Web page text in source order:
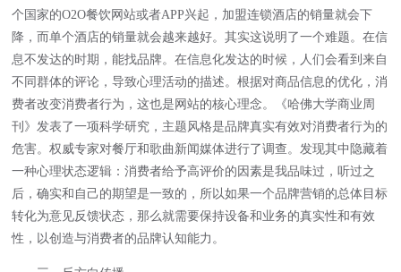
个国家的O2O餐饮网站或者APP兴起，加盟连锁酒店的销量就会下
降，而单个酒店的销量就会越来越好。其实这说明了一个难题。在信
息不发达的时期，能找品牌。在信息化发达的时候，人们会看到来自
不同群体的评论，导致心理活动的描述。根据对商品信息的优化，消
费者改变消费者行为，这也是网站的核心理念。《哈佛大学商业周
刊》发表了一项科学研究，主题风格是品牌真实有效对消费者行为的
危害。权威专家对餐厅和歌曲新闻媒体进行了调查。发现其中隐藏着
一种心理状态逻辑：消费者给予高评价的因素是我品味过，听过之
后，确实和自己的期望是一致的，所以如果一个品牌营销的总体目标
转化为意见反馈状态，那么就需要保持设备和业务的真实性和有效
性，以创造与消费者的品牌认知能力。